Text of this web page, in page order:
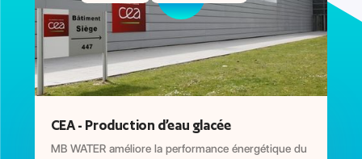
CEA - Production d’eau glacée
MB WATER améliore la performance énergétique du